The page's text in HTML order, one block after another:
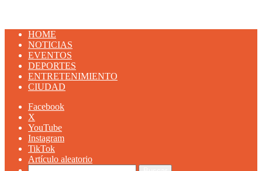
HOME
NOTICIAS
EVENTOS
DEPORTES
ENTRETENIMIENTO
CIUDAD
Facebook
X
YouTube
Instagram
TikTok
Artículo aleatorio